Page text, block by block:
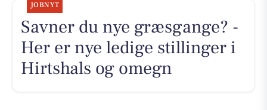
JOBNYT
Savner du nye græsgange? -
Her er nye ledige stillinger i
Hirtshals og omegn